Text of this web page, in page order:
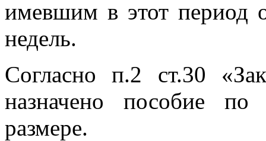
имевшим в этот период
недель.
Согласно п.2 ст.30
назначено пособие по
размере.